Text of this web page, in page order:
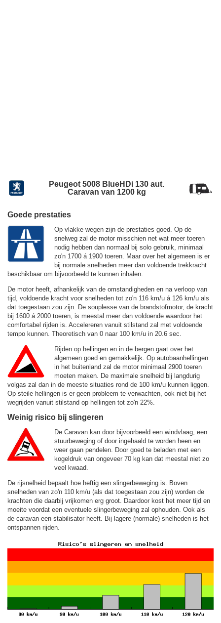
Peugeot 5008 BlueHDi 130 aut.
Caravan van 1200 kg
Goede prestaties
Op vlakke wegen zijn de prestaties goed. Op de
snelweg zal de motor misschien net wat meer toeren
nodig hebben dan normaal bij solo gebruik, minimaal
zo'n 1700 á 1900 toeren. Maar over het algemeen is er
bij normale snelheden meer dan voldoende trekkracht
beschikbaar om bijvoorbeeld te kunnen inhalen.
De motor heeft, afhankelijk van de omstandigheden en na verloop van
tijd, voldoende kracht voor snelheden tot zo'n 116 km/u á 126 km/u als
dat toegestaan zou zijn. De souplesse van de brandstofmotor, de kracht
bij 1600 á 2000 toeren, is meestal meer dan voldoende waardoor het
comfortabel rijden is. Accelereren vanuit stilstand zal met voldoende
tempo kunnen. Theoretisch van 0 naar 100 km/u in 20.6 sec.
Rijden op hellingen en in de bergen gaat over het
algemeen goed en gemakkelijk. Op autobaanhellingen
in het buitenland zal de motor minimaal 2900 toeren
moeten maken. De maximale snelheid bij langdurig
volgas zal dan in de meeste situaties rond de 100 km/u kunnen liggen.
Op steile hellingen is er geen probleem te verwachten, ook niet bij het
wegrijden vanuit stilstand op hellingen tot zo'n 22%.
Weinig risico bij slingeren
De Caravan kan door bijvoorbeeld een windvlaag, een
stuurbeweging of door ingehaald te worden heen en
weer gaan pendelen. Door goed te beladen met een
kogeldruk van ongeveer 70 kg kan dat meestal niet zo
veel kwaad.
De rijsnelheid bepaalt hoe heftig een slingerbeweging is. Boven
snelheden van zo'n 110 km/u (als dat toegestaan zou zijn) worden de
krachten die daarbij vrijkomen erg groot. Daardoor kost het meer tijd en
moeite voordat een eventuele slingerbeweging zal ophouden. Ook als
de caravan een stabilisator heeft. Bij lagere (normale) snelheden is het
ontspannen rijden.